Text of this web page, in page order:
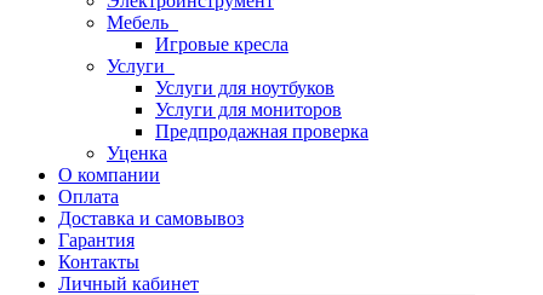
Мебель
Игровые кресла
Услуги
Услуги для ноутбуков
Услуги для мониторов
Предпродажная проверка
Уценка
О компании
Оплата
Доставка и самовывоз
Гарантия
Контакты
Личный кабинет